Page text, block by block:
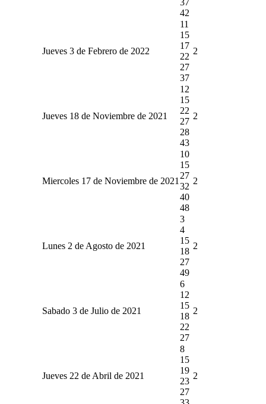
42
Jueves 3 de Febrero de 2022
11
15
17
22
27
37
2
Jueves 18 de Noviembre de 2021
12
15
22
27
28
43
2
Miercoles 17 de Noviembre de 2021
10
15
27
32
40
48
2
Lunes 2 de Agosto de 2021
3
4
15
18
27
49
2
Sabado 3 de Julio de 2021
6
12
15
18
22
27
2
Jueves 22 de Abril de 2021
8
15
19
23
27
2